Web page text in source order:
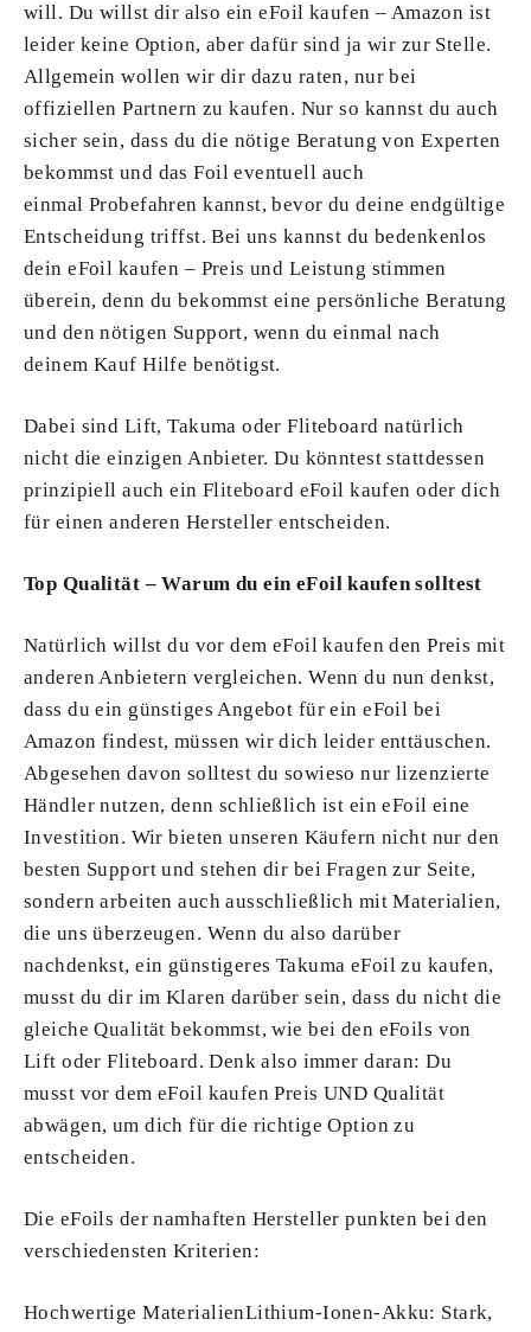
will. Du willst dir also ein eFoil kaufen – Amazon ist
leider keine Option, aber dafür sind ja wir zur Stelle.
Allgemein wollen wir dir dazu raten, nur bei
offiziellen Partnern zu kaufen. Nur so kannst du auch
sicher sein, dass du die nötige Beratung von Experten
bekommst und das Foil eventuell auch
einmal Probefahren kannst, bevor du deine endgültige
Entscheidung triffst. Bei uns kannst du bedenkenlos
dein eFoil kaufen – Preis und Leistung stimmen
überein, denn du bekommst eine persönliche Beratung
und den nötigen Support, wenn du einmal nach
deinem Kauf Hilfe benötigst.
Dabei sind Lift, Takuma oder Fliteboard natürlich
nicht die einzigen Anbieter. Du könntest stattdessen
prinzipiell auch ein Fliteboard eFoil kaufen oder dich
für einen anderen Hersteller entscheiden.
Top Qualität – Warum du ein eFoil kaufen solltest
Natürlich willst du vor dem eFoil kaufen den Preis mit
anderen Anbietern vergleichen. Wenn du nun denkst,
dass du ein günstiges Angebot für ein eFoil bei
Amazon findest, müssen wir dich leider enttäuschen.
Abgesehen davon solltest du sowieso nur lizenzierte
Händler nutzen, denn schließlich ist ein eFoil eine
Investition. Wir bieten unseren Käufern nicht nur den
besten Support und stehen dir bei Fragen zur Seite,
sondern arbeiten auch ausschließlich mit Materialien,
die uns überzeugen. Wenn du also darüber
nachdenkst, ein günstigeres Takuma eFoil zu kaufen,
musst du dir im Klaren darüber sein, dass du nicht die
gleiche Qualität bekommst, wie bei den eFoils von
Lift oder Fliteboard. Denk also immer daran: Du
musst vor dem eFoil kaufen Preis UND Qualität
abwägen, um dich für die richtige Option zu
entscheiden.
Die eFoils der namhaften Hersteller punkten bei den
verschiedensten Kriterien:
Hochwertige MaterialienLithium-Ionen-Akku: Stark,